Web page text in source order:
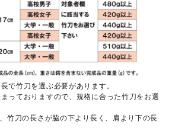
で竹刀を選ぶ必要があります。
っておりますので、規格に合った竹刀をお選
竹刀の長さが脇の下より長く、肩より下の長